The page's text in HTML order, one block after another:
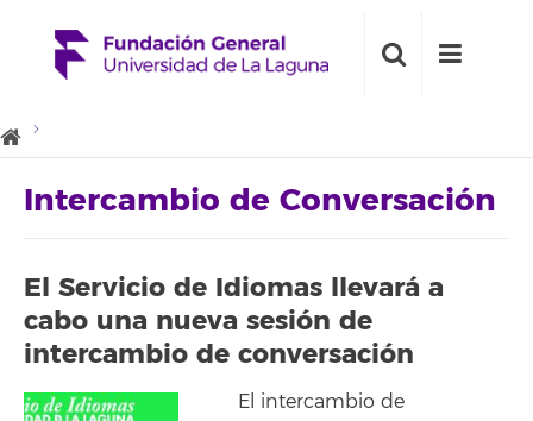
Intercambio de Conversación
El Servicio de Idiomas llevará a
cabo una nueva sesión de
intercambio de conversación
El intercambio de